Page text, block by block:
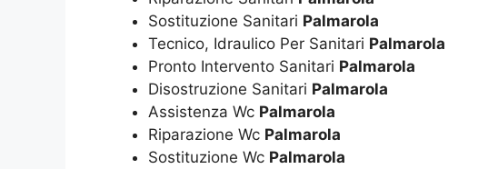
Sostituzione Sanitari Palmarola
Tecnico, Idraulico Per Sanitari Palmarola
Pronto Intervento Sanitari Palmarola
Disostruzione Sanitari Palmarola
Assistenza Wc Palmarola
Riparazione Wc Palmarola
Sostituzione Wc Palmarola